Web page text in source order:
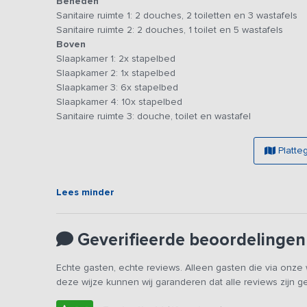
opstellingen kunt neerzetten, zodat je samen aan
staan diverse banken en luie stoelen in de knusse
ruime keuken is geschikt om voor een grote groep te
groot koffiezetapparaat, 3 spoelbakken, genoeg
keukengerei.
Via de centrale hal kom je in de gescheiden sanitaire
extra sanitaire ruimte en de slaapzalen voorzien van
aanwezig, dit dient zelf meegenomen te worden.
georganiseerd kunnen worden. Kortom, het is een
Bijzonderheden: Dit vakantieadres is zowel voor
keer op ons platform. Het betreft hetzelfde
Sanitaire ruimte 1: 2 douches, 2 toiletten en 3 wastafels
Sanitaire ruimte 2: 2 douches, 1 toilet en 5 wastafels
Boven
Slaapkamer 1: 2x stapelbed
Slaapkamer 2: 1x stapelbed
Slaapkamer 3: 6x stapelbed
Slaapkamer 4: 10x stapelbed
Sanitaire ruimte 3: douche, toilet en wastafel
Lees minder
Geverifieerde beoordelingen
Echte gasten, echte reviews. Alleen gasten die via
deze wijze kunnen wij garanderen dat alle reviews zijn